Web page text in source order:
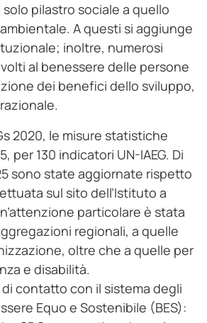
solo pilastro sociale a quello
A questi si aggiunge
inoltre, numerosi
al benessere delle persone
dei benefici dello sviluppo,
2020, le misure statistiche
per 130 indicatori UN-IAEG. Di
sono state aggiornate rispetto
sul sito dell’Istituto a
particolare è stata
regionali, a quelle
oltre che a quelle per
e disabilità.
contatto con il sistema degli
Equo e Sostenibile (BES):